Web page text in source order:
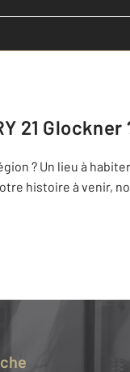
21 Glockner
? Un lieu à
histoire à venir,